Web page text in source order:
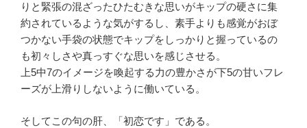
りと緊張の混ざったひたむきな思いがキップの硬さに集
約されているような気がするし、素手よりも感覚がおぼ
つかない手袋の状態でキップをしっかりと握っているの
も初々しさや真っすぐな思いを感じさせる。
上5中7のイメージを喚起する力の豊かさが下5の甘いフレ
ーズが上滑りしないように働いている。
そしてこの句の肝、「初恋です」である。